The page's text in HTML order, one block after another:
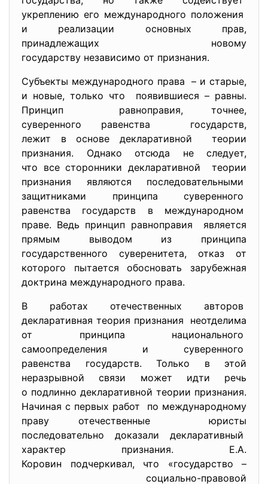
укреплению его международного положения
и реализации основных прав,
принадлежащих новому
государству независимо от признания.
Субъекты международного права – и старые,
и новые, только что появившиеся – равны.
Принцип равноправия, точнее,
суверенного равенства государств,
лежит в основе декларативной теории
признания. Однако отсюда не следует,
что все сторонники декларативной теории
признания являются последовательными
защитниками принципа суверенного
равенства государств в международном
праве. Ведь принцип равноправия является
прямым выводом из принципа
государственного суверенитета, отказ от
которого пытается обосновать зарубежная
доктрина международного права.
В работах отечественных авторов
декларативная теория признания неотделима
от принципа национального
самоопределения и суверенного
равенства государств. Только в этой
неразрывной связи может идти речь
о подлинно декларативной теории признания.
Начиная с первых работ по международному
праву отечественные юристы
последовательно доказали декларативный
характер признания. Е.А.
Коровин подчеркивал, что «государство –
социально-правовой